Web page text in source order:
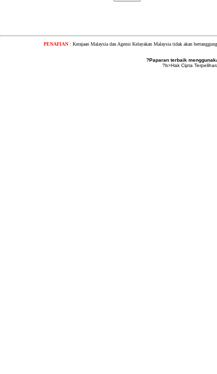
PENAFIAN : Kerajaan Malaysia dan Agensi Kelayakan Malaysia tidak akan
?Paparan terbaik
?b>Hak Cipta